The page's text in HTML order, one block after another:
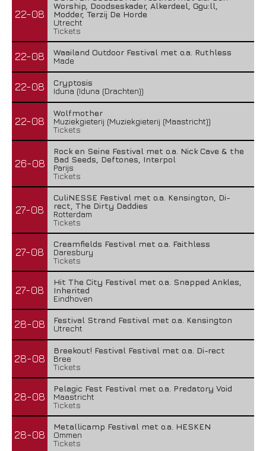
22-08
Worship, Doodseskader, Alkerdeel, Ggu:ll,
Modder, Terzij De Horde
Utrecht
Tickets
22-08
Waailand Outdoor Festival met o.a. Ruthless
Made
22-08
Cryptosis
Iduna (Iduna (Drachten))
22-08
Wolfmother
Muziekgieterij (Muziekgieterij (Maastricht))
Tickets
26-08
Rock en Seine Festival met o.a. Nick Cave & the
Bad Seeds, Deftones, Interpol
Parijs
Tickets
27-08
CuliNESSE Festival met o.a. Kensington, Di-
rect, The Dirty Daddies
Rotterdam
Tickets
27-08
Creamfields Festival met o.a. Faithless
Daresbury
Tickets
27-08
Hit The City Festival met o.a. Snapped Ankles,
Inherited
Eindhoven
28-08
Festival Strand Festival met o.a. Kensington
Utrecht
28-08
Breekout! Festival Festival met o.a. Di-rect
Bree
Tickets
28-08
Pelagic Fest Festival met o.a. Predatory Void
Maastricht
Tickets
28-08
Metallicamp Festival met o.a. HESKEN
Ommen
Tickets